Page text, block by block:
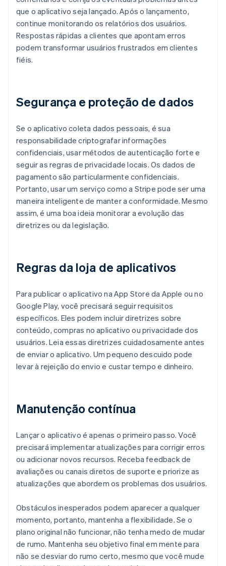
que o aplicativo seja lançado. Após o lançamento,
continue monitorando os relatórios dos usuários.
Respostas rápidas a clientes que apontam erros
podem transformar usuários frustrados em clientes
fiéis.
Segurança e proteção de dados
Se o aplicativo coleta dados pessoais, é sua
responsabilidade criptografar informações
confidenciais, usar métodos de autenticação forte e
seguir as regras de privacidade locais. Os dados de
pagamento são particularmente confidenciais.
Portanto, usar um serviço como a Stripe pode ser uma
maneira inteligente de manter a conformidade. Mesmo
assim, é uma boa ideia monitorar a evolução das
diretrizes ou da legislação.
Regras da loja de aplicativos
Para publicar o aplicativo na App Store da Apple ou no
Google Play, você precisará seguir requisitos
específicos. Eles podem incluir diretrizes sobre
conteúdo, compras no aplicativo ou privacidade dos
usuários. Leia essas diretrizes cuidadosamente antes
de enviar o aplicativo. Um pequeno descuido pode
levar à rejeição do envio e custar tempo e dinheiro.
Manutenção contínua
Lançar o aplicativo é apenas o primeiro passo. Você
precisará implementar atualizações para corrigir erros
ou adicionar novos recursos. Receba feedback de
avaliações ou canais diretos de suporte e priorize as
atualizações que abordem os problemas dos usuários.
Obstáculos inesperados podem aparecer a qualquer
momento, portanto, mantenha a flexibilidade. Se o
plano original não funcionar, não tenha medo de mudar
de rumo. Mantenha seu objetivo final em mente para
não se desviar do rumo certo, mesmo que você mude